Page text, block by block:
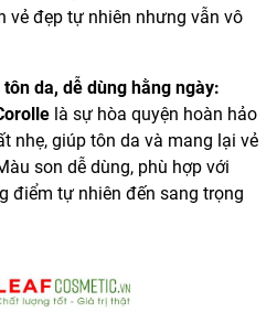
vẻ đẹp tự nhiên nhưng vẫn vô
da, dễ dùng hằng ngày:
là sự hòa quyện hoàn hảo
nhẹ, giúp tôn da và mang lại vẻ
son dễ dùng, phù hợp với
điểm tự nhiên đến sang trọng